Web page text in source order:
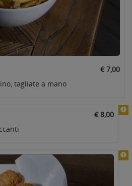
€ 7,00
tagliate a mano
€ 8,00